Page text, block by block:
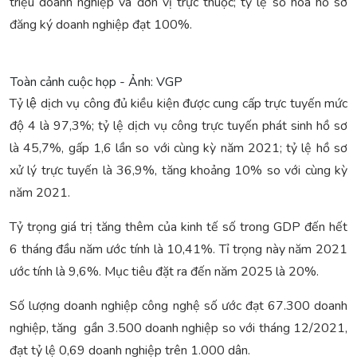
đăng ký doanh nghiệp đạt 100%.
Toàn cảnh cuộc họp - Ảnh: VGP
Tỷ lệ dịch vụ công đủ kiều kiện được cung cấp trực tuyến mức
độ 4 là 97,3%; tỷ lệ dịch vụ công trực tuyến phát sinh hồ sơ
là 45,7%, gấp 1,6 lần so với cùng kỳ năm 2021; tỷ lệ hồ sơ
xử lý trực tuyến là 36,9%, tăng khoảng 10% so với cùng kỳ
năm 2021.
Tỷ trọng giá trị tăng thêm của kinh tế số trong GDP đến hết
6 tháng đầu năm ước tính là 10,41%. Tỉ trọng này năm 2021
ước tính là 9,6%. Mục tiêu đặt ra đến năm 2025 là 20%.
Số lượng doanh nghiệp công nghệ số ước đạt 67.300 doanh
nghiệp, tăng gần 3.500 doanh nghiệp so với tháng 12/2021,
đạt tỷ lệ 0,69 doanh nghiệp trên 1.000 dân.